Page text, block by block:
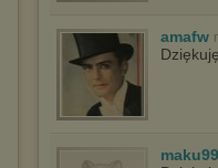
amafw
maku99